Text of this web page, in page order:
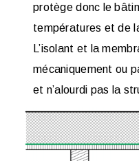
protège donc le
températures et de
L’isolant et la
mécaniquement ou
et n’alourdi pas la